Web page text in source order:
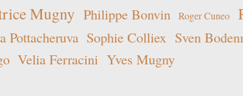
Mugny Philippe Bonvin Roger Cuneo
Pottacheruva Sophie Colliex Sven
Velia Ferracini Yves Mugny